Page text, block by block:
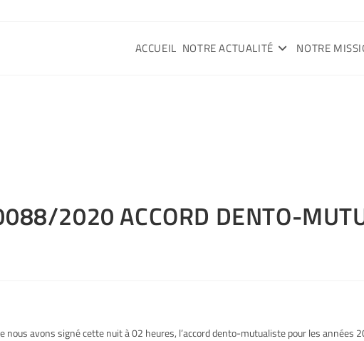
ACCUEIL NOTRE ACTUALITÉ NOTRE
2020 ACCORD DENTO-
nous avons signé cette nuit à 02 heures, l’accord dento-mutualiste pour les années